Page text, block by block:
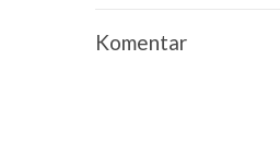
Komentar